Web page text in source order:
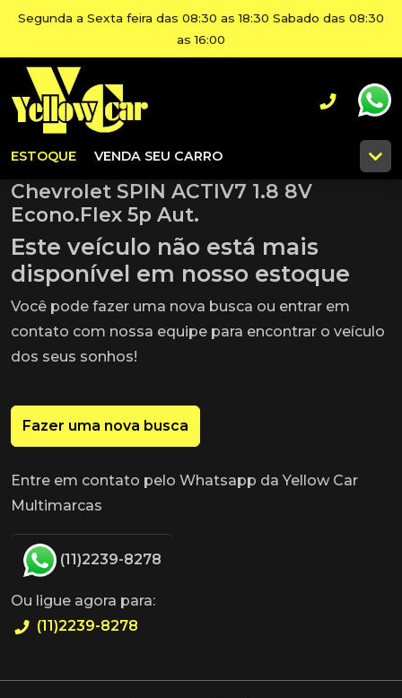
Segunda a Sexta feira das 08:30 as 18:30 Sabado das 08:30
as 16:00
ESTOQUE VENDA SEU CARRO
Chevrolet SPIN ACTIV7 1.8 8V
Econo.Flex 5p Aut.
Este veículo não está mais
disponível em nosso estoque
Você pode fazer uma nova busca ou entrar em
contato com nossa equipe para encontrar o veículo
dos seus sonhos!
Fazer uma nova busca
Entre em contato pelo Whatsapp da Yellow Car
Multimarcas
(11)2239-8278
Ou ligue agora para:
(11)2239-8278